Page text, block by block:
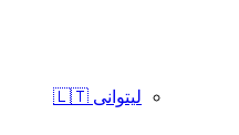
لیتوانی 🇱🇹